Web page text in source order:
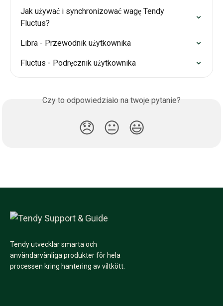
Jak używać i synchronizować wagę Tendy
Fluctus?
Libra - Przewodnik użytkownika
Fluctus - Podręcznik użytkownika
Czy to odpowiedziało na twoje pytanie?
😞 😐 😃
Tendy utvecklar smarta och
användarvänliga produkter för hela
processen kring hantering av viltkött.